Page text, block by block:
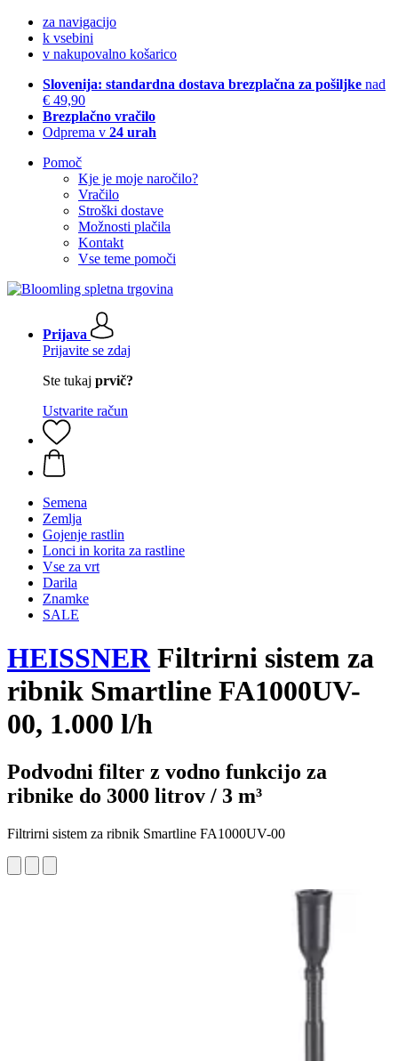
za navigacijo
k vsebini
v nakupovalno košarico
Slovenija: standardna dostava brezplačna za pošiljke nad
€ 49,90
Brezplačno vračilo
Odprema v 24 urah
Pomoč
Kje je moje naročilo?
Vračilo
Stroški dostave
Možnosti plačila
Kontakt
Vse teme pomoči
Prijava
Prijavite se zdaj
Ste tukaj prvič?
Ustvarite račun
Semena
Zemlja
Gojenje rastlin
Lonci in korita za rastline
Vse za vrt
Darila
Znamke
SALE
HEISSNERFiltrirni sistem za
ribnik Smartline FA1000UV-
00, 1.000 l/h
Podvodni filter z vodno funkcijo za
ribnike do 3000 litrov / 3 m³
Filtrirni sistem za ribnik Smartline FA1000UV-00